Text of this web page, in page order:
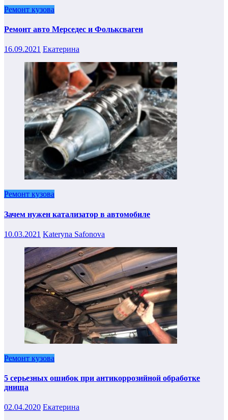
Ремонт кузова
Ремонт авто Мерседес и Фольксваген
16.09.2021 Екатерина
Ремонт кузова
Зачем нужен катализатор в автомобиле
10.03.2021 Kateryna Safonova
Ремонт кузова
5 серьезных ошибок при антикоррозийной обработке
днища
02.04.2020 Екатерина